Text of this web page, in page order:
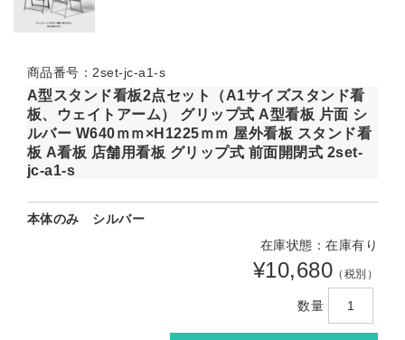
商品番号：2set-jc-a1-s
A型スタンド看板2点セット（A1サイズスタンド看
板、ウェイトアーム） グリップ式 A型看板 片面 シ
ルバー W640ｍｍ×H1225ｍｍ 屋外看板 スタンド看
板 A看板 店舗用看板 グリップ式 前面開閉式 2set-
jc-a1-s
本体のみ シルバー
在庫状態：在庫有り
¥10,680 （税別）
数量